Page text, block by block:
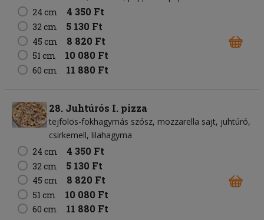
24 cm
4 350 Ft
32 cm 5 130 Ft
45 cm 8 820 Ft
51 cm 10 080 Ft
60 cm 11 880 Ft
28. Juhtúrós I. pizza
tejfölös-fokhagymás szósz mozzarella sajt juhtúró
csirkemell lilahagyma
24 cm
4 350 Ft
32 cm 5 130 Ft
45 cm 8 820 Ft
51 cm 10 080 Ft
60 cm 11 880 Ft